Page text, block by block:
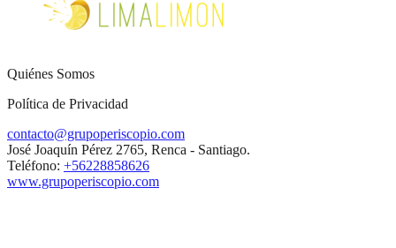
Quiénes Somos
Política de Privacidad
contacto@grupoperiscopio.com
José Joaquín Pérez 2765, Renca - Santiago.
Teléfono: +56228858626
www.grupoperiscopio.com